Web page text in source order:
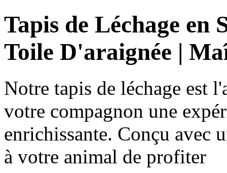
Tapis de Léchage en
Toile D'araignée |
Notre tapis de léchage est
votre compagnon une
enrichissante. Conçu avec
à votre animal de profiter